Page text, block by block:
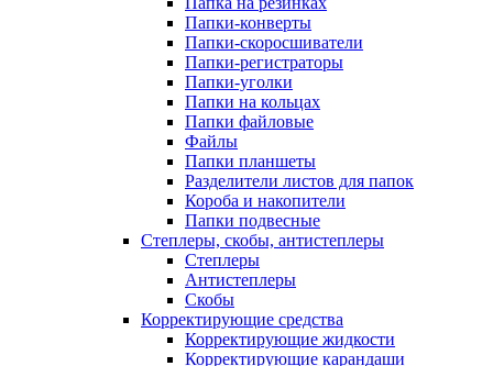
Папки-конверты
Папки-скоросшиватели
Папки-регистраторы
Папки-уголки
Папки на кольцах
Папки файловые
Файлы
Папки планшеты
Разделители листов для папок
Короба и накопители
Папки подвесные
Степлеры, скобы, антистеплеры
Степлеры
Антистеплеры
Скобы
Корректирующие средства
Корректирующие жидкости
Корректирующие карандаши